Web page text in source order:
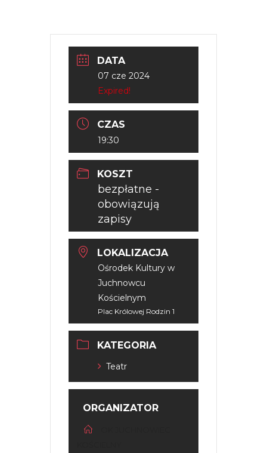
DATA
07 cze 2024
Expired!
CZAS
19:30
KOSZT
bezpłatne -
obowiązują
zapisy
LOKALIZACJA
Ośrodek Kultury w
Juchnowcu
Kościelnym
Plac Królowej Rodzin 1
KATEGORIA
Teatr
ORGANIZATOR